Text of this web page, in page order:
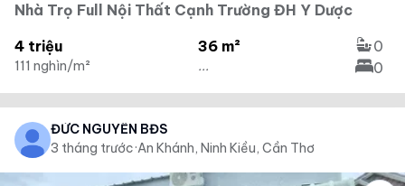
Nhà Trọ Full Nội Thất Cạnh Trường ĐH Y Dược
4 triệu
111 nghìn/m²
36 m²
...
0
0
ĐỨC NGUYỄN BĐS
3 tháng trước·An Khánh, Ninh Kiều, Cần Thơ